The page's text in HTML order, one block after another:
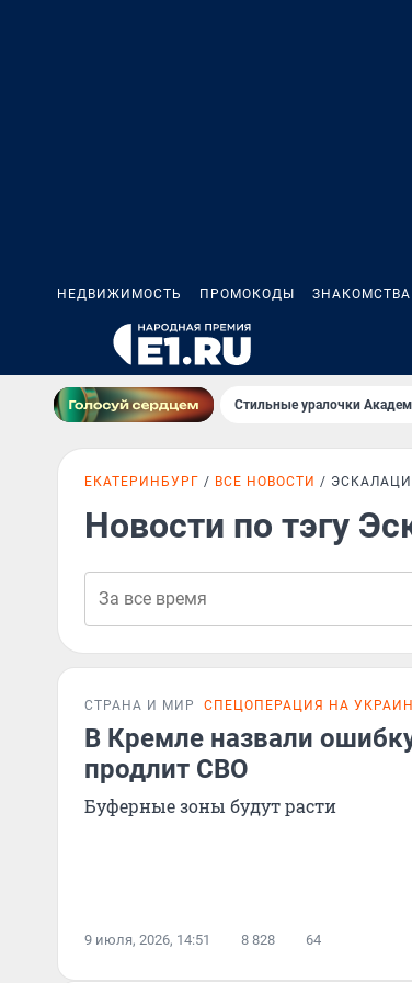
НЕДВИЖИМОСТЬ ПРОМОКОДЫ ЗНАКОМСТВА
Стильные уралочки
ЕКАТЕРИНБУРГ ВСЕ НОВОСТИ
Новости по тэгу
СТРАНА И МИР СПЕЦОПЕРАЦИЯ НА
В Кремле назвали
продлит СВО
Буферные зоны будут расти
9 июля, 2026, 14:51 8 828 64